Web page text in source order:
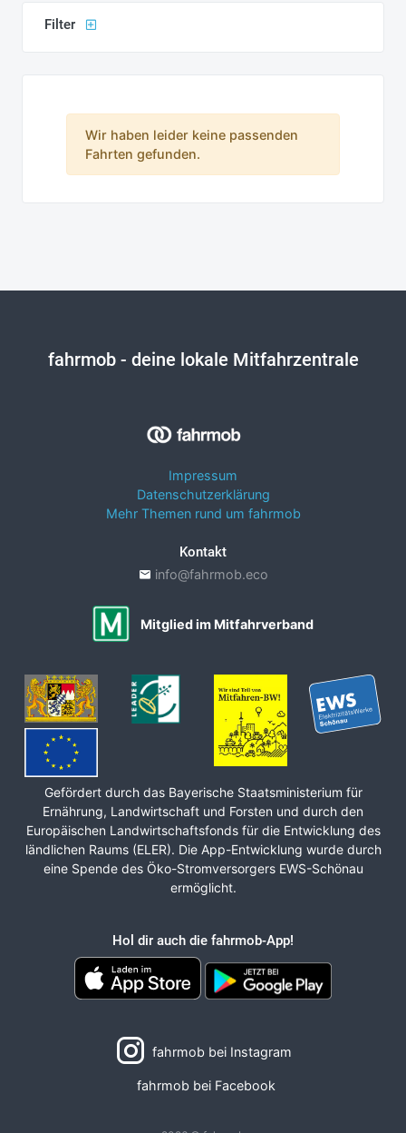
Filter
Wir haben leider keine passenden
Fahrten gefunden.
fahrmob- deine lokale Mitfahrzentrale
Impressum
Datenschutzerklärung
Mehr Themen rund um fahrmob
Kontakt
info@fahrmob.eco
Mitglied im Mitfahrverband
Gefördert durch das Bayerische Staats­ministerium für
Ernährung, Land­wirt­schaft und Forsten und durch den
Europäischen Land­wirt­schafts­fonds für die Ent­wicklung des
ländlichen Raums (ELER). Die App-Entwicklung wurde durch
eine Spende des Öko-Stromversorgers EWS-Schönau
ermöglicht.
Hol dir auch die fahrmob-App!
fahrmob bei Instagram
fahrmob bei Facebook